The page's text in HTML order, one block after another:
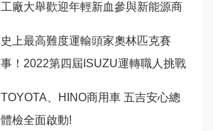
工廠大舉歡迎年輕新血參與新能源商
史上最高難度運輸頭家奧林匹克賽
事！2022第四屆ISUZU運轉職人挑戰
TOYOTA、HINO商用車 五吉安心總
體檢全面啟動!